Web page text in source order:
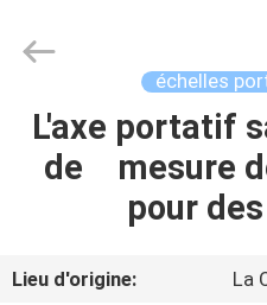
PRODUITS
Co.,Limited.
échelles
L'axe portatif
de mesure
pour
Lieu d'origine:
La